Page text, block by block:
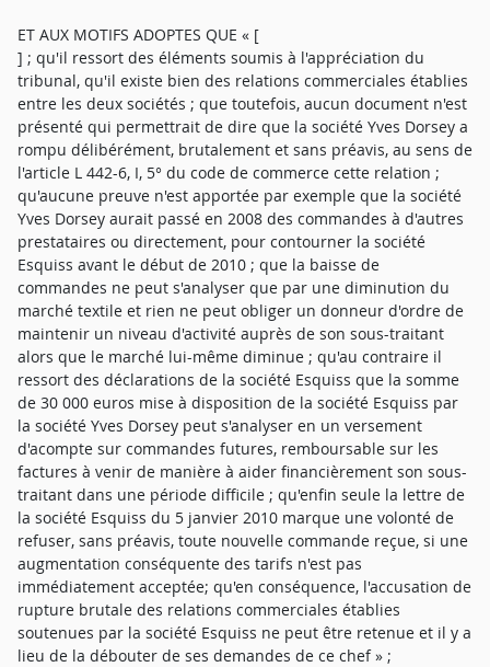
ET AUX MOTIFS ADOPTES QUE « [
] ; qu'il ressort des éléments soumis à l'appréciation du
tribunal, qu'il existe bien des relations commerciales établies
entre les deux sociétés ; que toutefois, aucun document n'est
présenté qui permettrait de dire que la société Yves Dorsey a
rompu délibérément, brutalement et sans préavis, au sens de
l'article L 442-6, I, 5° du code de commerce cette relation ;
qu'aucune preuve n'est apportée par exemple que la société
Yves Dorsey aurait passé en 2008 des commandes à d'autres
prestataires ou directement, pour contourner la société
Esquiss avant le début de 2010 ; que la baisse de
commandes ne peut s'analyser que par une diminution du
marché textile et rien ne peut obliger un donneur d'ordre de
maintenir un niveau d'activité auprès de son sous-traitant
alors que le marché lui-même diminue ; qu'au contraire il
ressort des déclarations de la société Esquiss que la somme
de 30 000 euros mise à disposition de la société Esquiss par
la société Yves Dorsey peut s'analyser en un versement
d'acompte sur commandes futures, remboursable sur les
factures à venir de manière à aider financièrement son sous-
traitant dans une période difficile ; qu'enfin seule la lettre de
la société Esquiss du 5 janvier 2010 marque une volonté de
refuser, sans préavis, toute nouvelle commande reçue, si une
augmentation conséquente des tarifs n'est pas
immédiatement acceptée; qu'en conséquence, l'accusation de
rupture brutale des relations commerciales établies
soutenues par la société Esquiss ne peut être retenue et il y a
lieu de la débouter de ses demandes de ce chef » ;